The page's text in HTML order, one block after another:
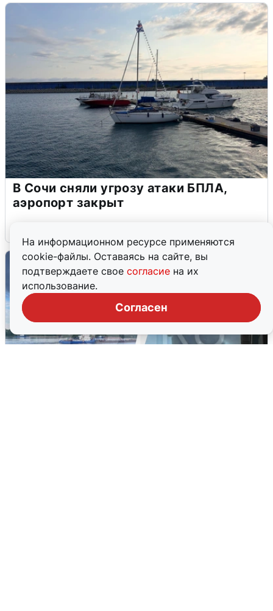
На информационном ресурсе применяются
cookie-файлы. Оставаясь на сайте, вы
подтверждаете свое согласие на их
использование.
Согласен
В Сочи сняли угрозу атаки БПЛА,
аэропорт закрыт